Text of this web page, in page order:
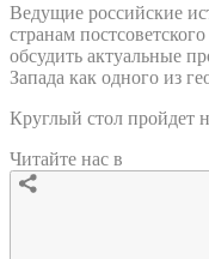
Ведущие российские
странам
обсудить актуальные
Запада как одного из
Круглый стол пройдет
Читайте нас в